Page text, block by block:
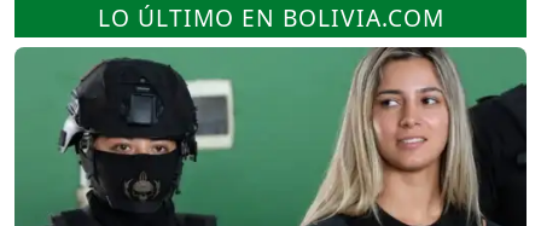
LO ÚLTIMO EN BOLIVIA.COM